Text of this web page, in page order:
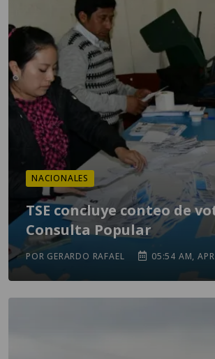
NACIONALES
TSE concluye conteo de
Consulta Popular
POR GERARDO RAFAEL 05:54 AM,